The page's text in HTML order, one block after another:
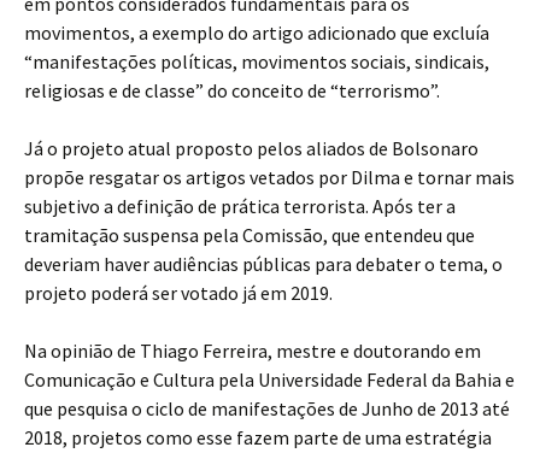
movimentos, a exemplo do artigo adicionado que excluía
“manifestações políticas, movimentos sociais, sindicais,
religiosas e de classe” do conceito de “terrorismo”.
Já o projeto atual proposto pelos aliados de Bolsonaro
propõe resgatar os artigos vetados por Dilma e tornar mais
subjetivo a definição de prática terrorista. Após ter a
tramitação suspensa pela Comissão, que entendeu que
deveriam haver audiências públicas para debater o tema, o
projeto poderá ser votado já em 2019.
Na opinião de Thiago Ferreira, mestre e doutorando em
Comunicação e Cultura pela Universidade Federal da Bahia e
que pesquisa o ciclo de manifestações de Junho de 2013 até
2018, projetos como esse fazem parte de uma estratégia